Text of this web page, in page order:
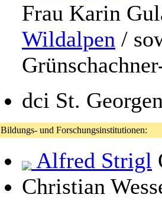
Frau Karin
Wildalpen /
dci St.
Bildungs- und Forschungsinstitutionen:
Alfred Strigl
Christian